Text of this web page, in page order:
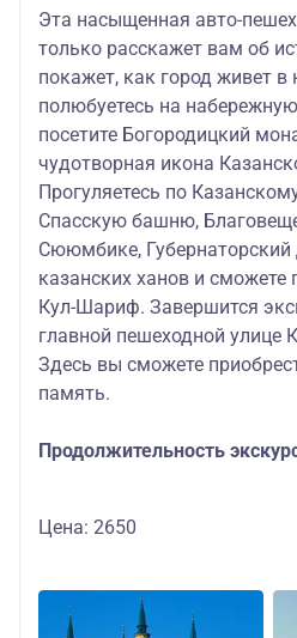
Эта насыщенная авто-
только расскажет вам об
покажет, как город живет
полюбуетесь на
посетите Богородицкий
чудотворная икона
Прогуляетесь по
Спасскую башню,
Сююмбике, Губернаторский
казанских ханов и сможете
Кул-Шариф. Завершится
главной пешеходной улице
Здесь вы сможете
память.
Продолжительность
Цена: 2650